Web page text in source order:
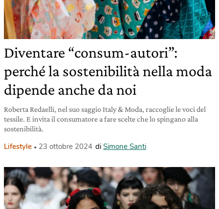
Diventare “consum-autori”:
perché la sostenibilità nella moda
dipende anche da noi
Roberta Redaelli, nel suo saggio Italy & Moda, raccoglie le voci del
tessile. E invita il consumatore a fare scelte che lo spingano alla
sostenibilità.
Lifestyle 23 ottobre 2024 di Simone Santi